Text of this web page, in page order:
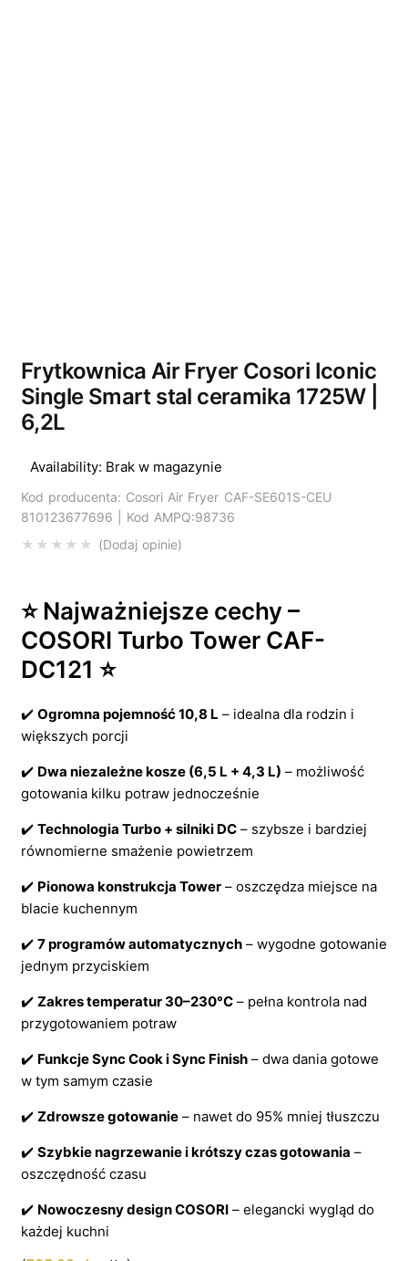
Frytkownica Air Fryer Cosori Iconic
Single Smart stal ceramika 1725W |
6,2L
Dodaj opinie
Availability: Brak w magazynie
Kod producenta: Cosori Air Fryer CAF-SE601S-CEU
810123677696 | Kod AMPQ:98736
⭐ Najważniejsze cechy –
COSORI Turbo Tower CAF-
DC121 ⭐
✔️ Ogromna pojemność 10,8 L – idealna dla rodzin i
większych porcji
✔️ Dwa niezależne kosze (6,5 L + 4,3 L) – możliwość
gotowania kilku potraw jednocześnie
✔️ Technologia Turbo + silniki DC – szybsze i bardziej
równomierne smażenie powietrzem
✔️ Pionowa konstrukcja Tower – oszczędza miejsce na
blacie kuchennym
✔️ 7 programów automatycznych – wygodne gotowanie
jednym przyciskiem
✔️ Zakres temperatur 30–230°C – pełna kontrola nad
przygotowaniem potraw
✔️ Funkcje Sync Cook i Sync Finish – dwa dania gotowe
w tym samym czasie
✔️ Zdrowsze gotowanie – nawet do 95% mniej tłuszczu
✔️ Szybkie nagrzewanie i krótszy czas gotowania –
oszczędność czasu
✔️ Nowoczesny design COSORI – elegancki wygląd do
każdej kuchni